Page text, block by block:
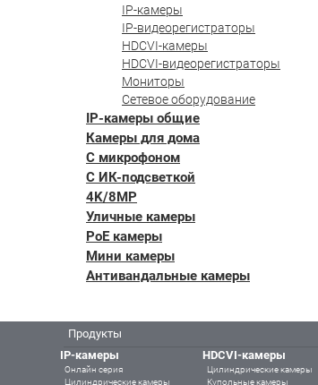
IP-камеры
IP-видеорегистраторы
HDCVI-камеры
HDCVI-видеорегистраторы
Мониторы
Сетевое оборудование
IP-камеры общие
Камеры для дома
С микрофоном
С ИК-подсветкой
4K/8MP
Уличные камеры
PoE камеры
Мини камеры
Антивандальные камеры
Продукты
IP-камеры
Онлайн серия
Цилиндрические камеры
HDCVI-камеры
Цилиндрические камеры
Купольные камеры